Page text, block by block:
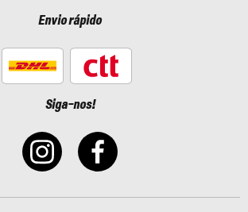
Envio rápido
Siga-nos!